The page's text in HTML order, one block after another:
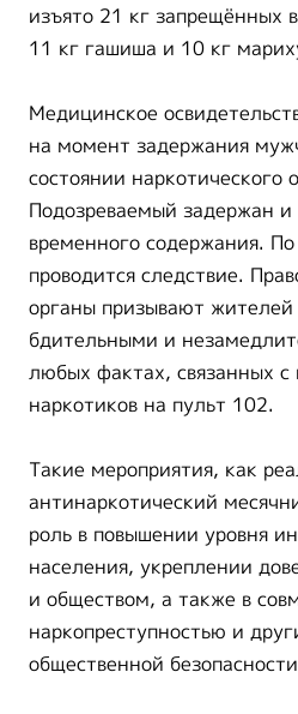
изъято 21 кг запрещённых
11 кг гашиша и 10 кг
Медицинское
на момент задержания
состоянии наркотического
Подозреваемый задержан и
временного содержания.
проводится следствие.
органы призывают
бдительными и
любых фактах, связанных
наркотиков на пульт 102.
Такие мероприятия, как
антинаркотический
роль в повышении уровня
населения, укреплении
и обществом, а также в
наркопреступностью и
общественной